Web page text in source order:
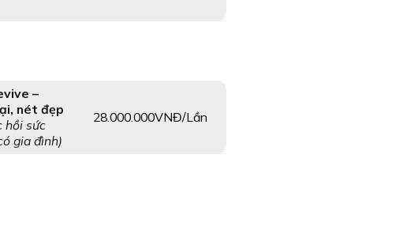
–
nét đẹp
hồi sức
gia đình)
28.000.000VNĐ/Lần